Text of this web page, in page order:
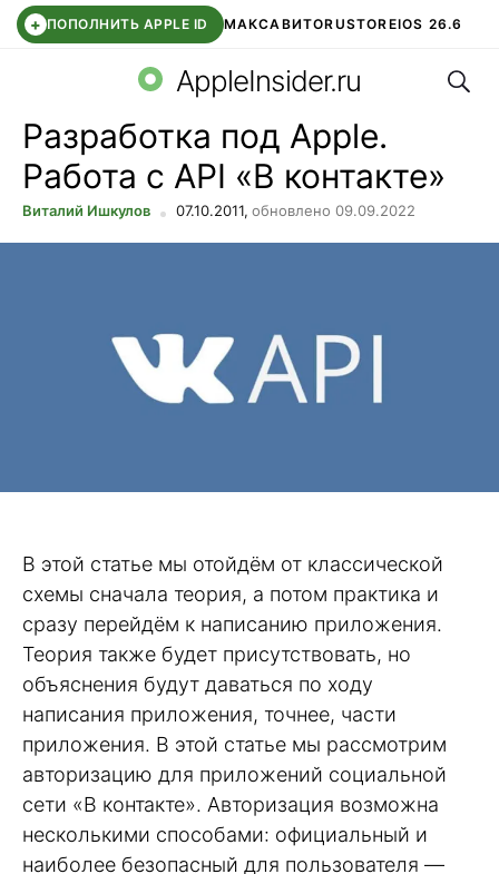
+ ПОПОЛНИТЬ APPLE ID МАКСАВИТОRUSTOREIOS 26.6
СБЕР КИДС ВТБ ОНЛАЙН ЧАТ В ROBLOX
AppleInsider.ru
Разработка под Apple.
Работа с API «В контакте»
Виталий Ишкулов 07.10.2011, обновлено 09.09.2022
В этой статье мы отойдём от классической
схемы сначала теория, а потом практика и
сразу перейдём к написанию приложения.
Теория также будет присутствовать, но
объяснения будут даваться по ходу
написания приложения, точнее, части
приложения. В этой статье мы рассмотрим
авторизацию для приложений социальной
сети «В контакте». Авторизация возможна
несколькими способами: официальный и
наиболее безопасный для пользователя —